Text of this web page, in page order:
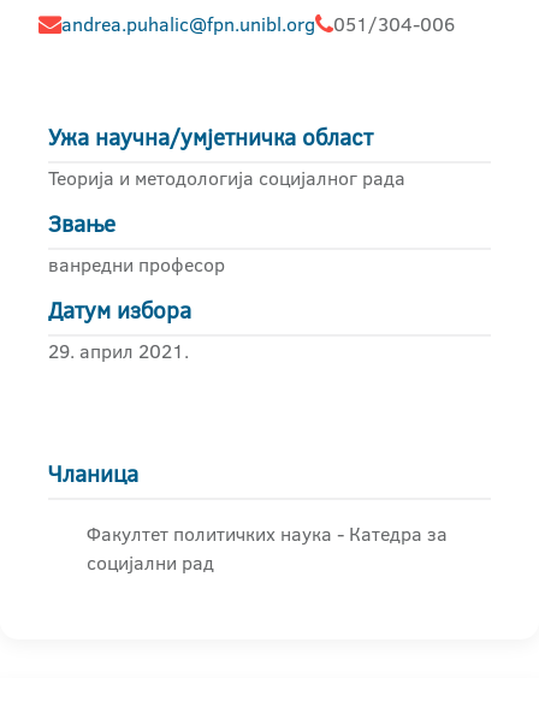
andrea.puhalic@fpn.unibl.org 051/304-006
Ужа научна/умјетничка област
Теорија и методологија социјалног рада
Звање
ванредни професор
Датум избора
29. април 2021.
Чланица
Факултет политичких наука - Катедра за
социјални рад